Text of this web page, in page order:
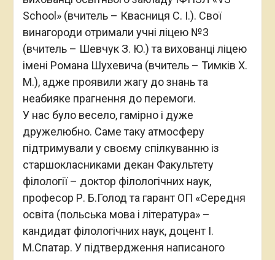
School» (вчитель – Квасниця С. І.). Свої
винагороди отримали учні ліцею №3
(вчитель – Шевчук З. Ю.) та вихованці ліцею
імені Романа Шухевича (вчитель – Тимків Х.
М.), адже проявили жагу до знань та
неабияке прагнення до перемоги.
У нас було весело, гамірно і дуже
дружелюбно. Саме таку атмосферу
підтримували у своєму спілкуванню із
старшокласниками декан Факультету
філології – доктор філологічних наук,
професор Р. Б.Голод та гарант ОП «Середня
освіта (польська мова і література» –
кандидат філологічних наук, доцент І.
М.Спатар. У підтвердження написаного